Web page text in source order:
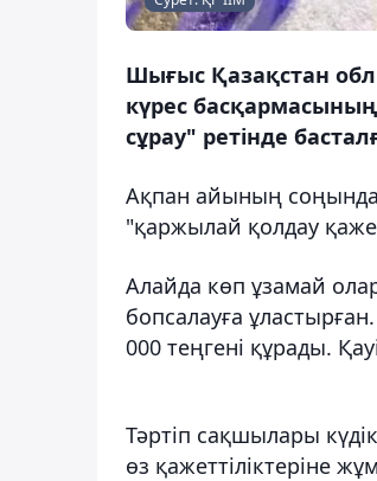
Шығыс Қазақстан
күрес
сұрау" ретінде
Ақпан айының
"қаржылай қолдау
Алайда көп ұзамай
бопсалауға
000 теңгені құрады.
Тәртіп сақшылары
өз қажеттіліктеріне